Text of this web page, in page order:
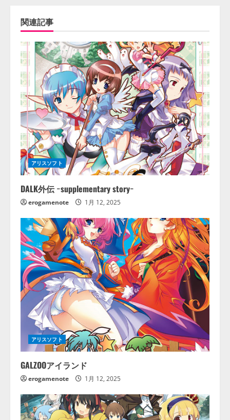
関連記事
アリスソフト
DALK外伝 −supplementary story−
erogamenote 1月 12, 2025
アリスソフト
GALZOOアイランド
erogamenote 1月 12, 2025